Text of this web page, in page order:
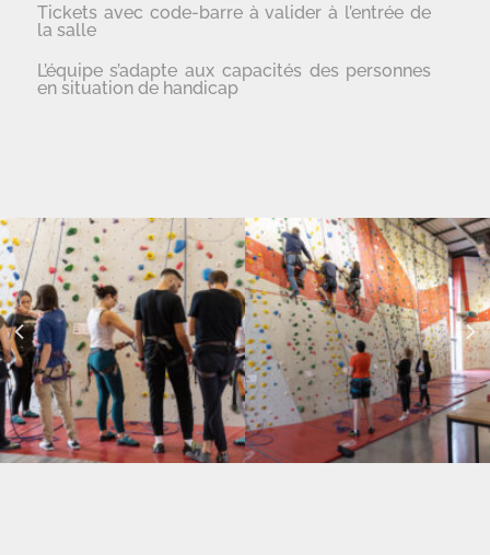
Tickets avec code-barre à valider à l’entrée de
la salle
L’équipe s’adapte aux capacités des personnes
en situation de handicap